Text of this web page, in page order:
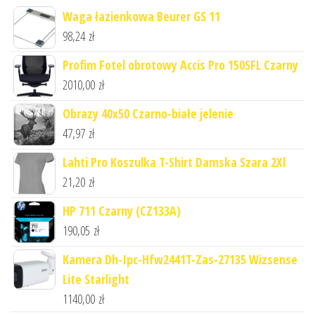
Waga łazienkowa Beurer GS 11
98,24 zł
Profim Fotel obrotowy Accis Pro 150SFL Czarny
2010,00 zł
Obrazy 40x50 Czarno-białe jelenie
47,97 zł
Lahti Pro Koszulka T-Shirt Damska Szara 2Xl
21,20 zł
HP 711 Czarny (CZ133A)
190,05 zł
Kamera Dh-Ipc-Hfw2441T-Zas-27135 Wizsense
Lite Starlight
1140,00 zł